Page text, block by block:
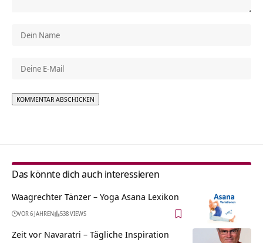
Das könnte dich auch interessieren
Waagrechter Tänzer – Yoga Asana Lexikon
VOR 6 JAHREN 538 VIEWS
Zeit vor Navaratri – Tägliche Inspiration